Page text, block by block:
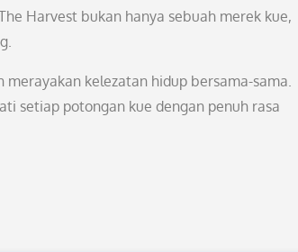
Harvest bukan hanya sebuah merek kue,
kelezatan hidup bersama-sama.
setiap potongan kue dengan penuh rasa